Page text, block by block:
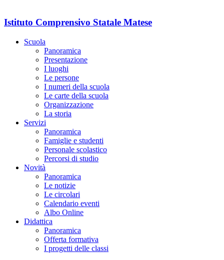
Istituto Comprensivo Statale Matese
Scuola
Panoramica
Presentazione
I luoghi
Le persone
I numeri della scuola
Le carte della scuola
Organizzazione
La storia
Servizi
Panoramica
Famiglie e studenti
Personale scolastico
Percorsi di studio
Novità
Panoramica
Le notizie
Le circolari
Calendario eventi
Albo Online
Didattica
Panoramica
Offerta formativa
I progetti delle classi